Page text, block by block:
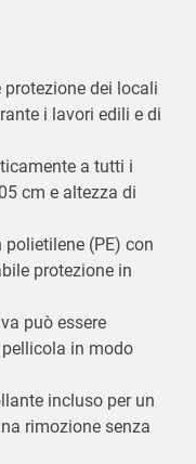
dei locali
i lavori edili e di
a tutti i
cm e altezza di
(PE) con
protezione in
può essere
in modo
incluso per un
rimozione senza